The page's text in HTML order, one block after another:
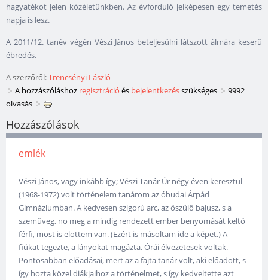
hagyatékot jelen közéletünkben. Az évforduló jelképesen egy temetés
napja is lesz.
A 2011/12. tanév végén Vészi János beteljesülni látszott álmára keserű
ébredés.
A szerzőről:Trencsényi László
A hozzászóláshoz regisztráció és bejelentkezésszükséges
9992
olvasás
Hozzászólások
emlék
Vészi János, vagy inkább így; Vészi Tanár Úr négy éven keresztül
(1968-1972) volt történelem tanárom az óbudai Árpád
Gimnáziumban. A kedvesen szigorú arc, az őszülő bajusz, s a
szemüveg, no meg a mindig rendezett ember benyomását keltő
férfi, most is elöttem van. (Ezért is másoltam ide a képet.) A
fiúkat tegezte, a lányokat magázta. Órái élvezetesek voltak.
Pontosabban előadásai, mert az a fajta tanár volt, aki előadott, s
így hozta közel diákjaihoz a történelmet, s így kedveltette azt